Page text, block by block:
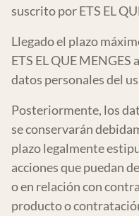
suscrito por ETS EL
Llegado el plazo
ETS EL QUE
datos personales del
Posteriormente, los
se conservarán
plazo legalmente
acciones que puedan
o en relación con
producto o